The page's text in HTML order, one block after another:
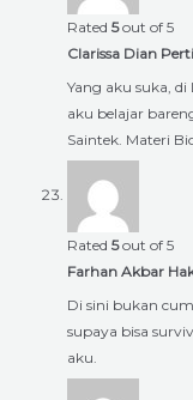
Rated 5out of 5
Clarissa Dian
Yang aku suka,
aku belajar
Saintek. Materi
Rated 5out of 5
Farhan Akbar
Di sini bukan
supaya bisa
aku.